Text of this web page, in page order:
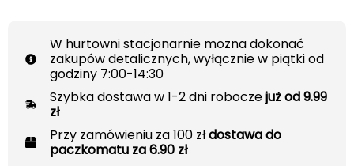
W hurtowni stacjonarnie można dokonać
zakupów detalicznych, wyłącznie w piątki od
godziny 7:00-14:30
Szybka dostawa w 1-2 dni roboczejuż od 9.99
zł
Przy zamówieniu za 100 złdostawa do
paczkomatu za 6.90 zł